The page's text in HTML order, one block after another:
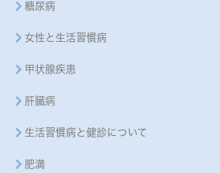
糖尿病
女性と生活習慣病
甲状腺疾患
肝臓病
生活習慣病と健診について
肥満